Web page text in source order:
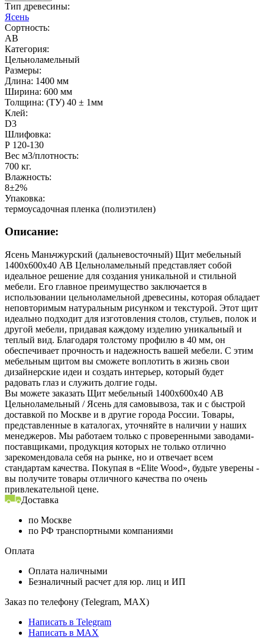
Тип древесины:
Ясень
Сортность:
AB
Категория:
Цельноламельный
Размеры:
Длина: 1400 мм
Ширина: 600 мм
Толщина: (ТУ) 40 ± 1мм
Клей:
D3
Шлифовка:
Р 120-130
Вес м3/плотность:
700 кг.
Влажность:
8±2%
Упаковка:
термоусадочная пленка (полиэтилен)
Описание:
Ясень Маньчжурский (дальневосточный) Щит мебельный
1400х600х40 АВ Цельноламельный представляет собой
идеальное решение для создания уникальной и стильной
мебели. Его главное преимущество заключается в
использовании цельноламельной древесины, которая обладает
неповторимым натуральным рисунком и текстурой. Этот щит
идеально подходит для изготовления столов, стульев, полок и
другой мебели, придавая каждому изделию уникальный и
теплый вид. Благодаря толстому профилю в 40 мм, он
обеспечивает прочность и надежность вашей мебели. С этим
мебельным щитом вы сможете воплотить в жизнь свои
дизайнерские идеи и создать интерьер, который будет
радовать глаз и служить долгие годы.
Вы можете заказать Щит мебельный 1400х600х40 АВ
Цельноламельный / Ясень для самовывоза, так и с быстрой
доставкой по Москве и в другие города России. Товары,
представленные в каталогах, уточняйте в наличии у наших
менеджеров. Мы работаем только с проверенными заводами-
поставщиками, продукция которых не только отлично
зарекомендовала себя на рынке, но и отвечает всем
стандартам качества. Покупая в «Elite Wood», будьте уверены -
вы получите товары отличного качества по очень
привлекательной цене.
Доставка
по Москве
по РФ транспортными компаниями
Оплата
Оплата наличными
Безналичный расчет для юр. лиц и ИП
Заказ по телефону (Telegram, MAX)
Написать в Telegram
Написать в MAX